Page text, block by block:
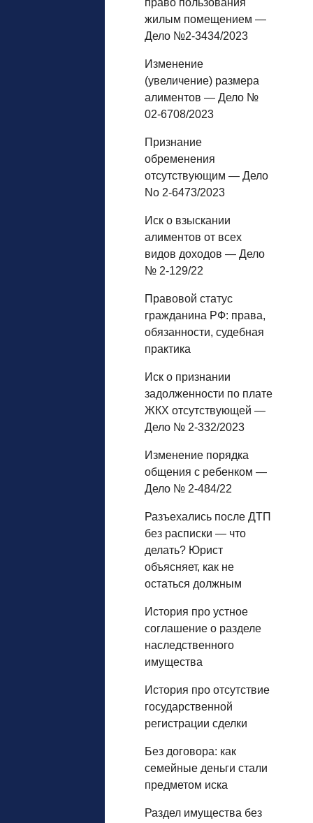
право пользования
жилым помещением —
Дело №2-3434/2023
Изменение
(увеличение) размера
алиментов — Дело №
02-6708/2023
Признание
обременения
отсутствующим — Дело
No 2-6473/2023
Иск о взыскании
алиментов от всех
видов доходов — Дело
№ 2-129/22
Правовой статус
гражданина РФ: права,
обязанности, судебная
практика
Иск о признании
задолженности по плате
ЖКХ отсутствующей —
Дело № 2-332/2023
Изменение порядка
общения с ребенком —
Дело № 2-484/22
Разъехались после ДТП
без расписки — что
делать? Юрист
объясняет, как не
остаться должным
История про устное
соглашение о разделе
наследственного
имущества
История про отсутствие
государственной
регистрации сделки
Без договора: как
семейные деньги стали
предметом иска
Раздел имущества без